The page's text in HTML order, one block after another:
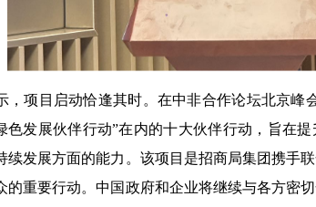
，项目启动恰逢其时。在中非合作论坛北京峰
色发展伙伴行动”在内的十大伙伴行动，旨在
续发展方面的能力。该项目是招商局集团携手
的重要行动。中国政府和企业将继续与各方密